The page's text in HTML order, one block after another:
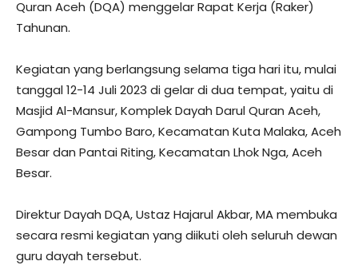
Quran Aceh (DQA) menggelar Rapat Kerja (Raker)
Tahunan.
Kegiatan yang berlangsung selama tiga hari itu, mulai
tanggal 12-14 Juli 2023 di gelar di dua tempat, yaitu di
Masjid Al-Mansur, Komplek Dayah Darul Quran Aceh,
Gampong Tumbo Baro, Kecamatan Kuta Malaka, Aceh
Besar dan Pantai Riting, Kecamatan Lhok Nga, Aceh
Besar.
Direktur Dayah DQA, Ustaz Hajarul Akbar, MA membuka
secara resmi kegiatan yang diikuti oleh seluruh dewan
guru dayah tersebut.